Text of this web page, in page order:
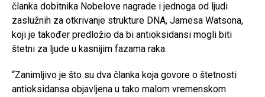
članka dobitnika Nobelove nagrade i jednoga od ljudi
zaslužnih za otkrivanje strukture DNA, Jamesa Watsona,
koji je također predložio da bi antioksidansi mogli biti
štetni za ljude u kasnijim fazama raka.
“Zanimljivo je što su dva članka koja govore o štetnosti
antioksidansa objavljena u tako malom vremenskom